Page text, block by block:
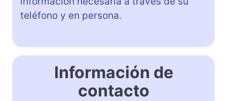
teléfono y en persona.
Información de
contacto